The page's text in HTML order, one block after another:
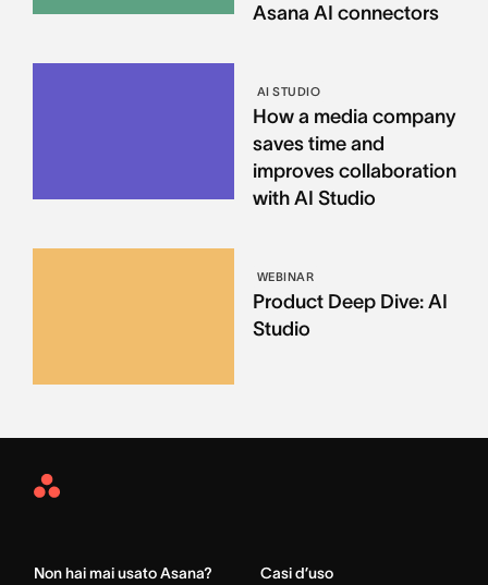
Asana AI connectors
AI STUDIO
How a media company
saves time and
improves collaboration
with AI Studio
WEBINAR
Product Deep Dive: AI
Studio
Asana
Non hai mai usato Asana? Casi d’uso